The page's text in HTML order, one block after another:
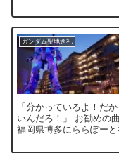
ガンダム聖地巡礼
「分かっているよ！だ
いんだろ！」 お勧めの曲：Main Title YouTubeリンク 2022年4月に
福岡県博多にららぽー